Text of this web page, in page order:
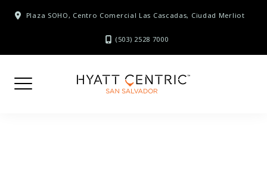
Plaza SOHO, Centro Comercial Las Cascadas, Ciudad Merliot
(503) 2528 7000